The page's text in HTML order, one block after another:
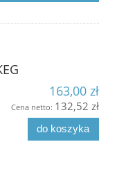
163,00 zł
Cena netto: 132,52 zł
do koszyka